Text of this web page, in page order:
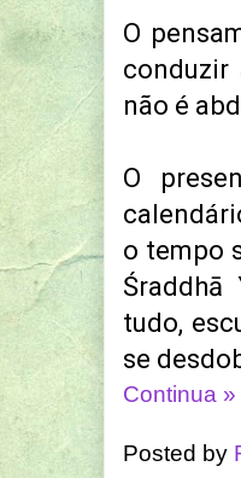
O
conduzir
não é
O
o tempo
Śraddhā
tudo,
se
Continua »
Posted by